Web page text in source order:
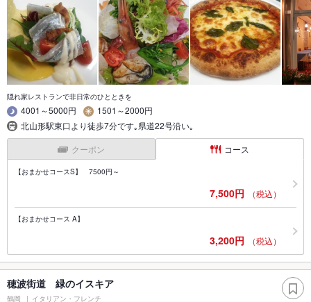
隠れ家レストランで非日常のひとときを
4001～5000円
1501～2000円
北山形駅東口より徒歩7分です｡県道22号沿い｡
クーポン コース
【おまかせコースS】 7500円～
7,500円 （税込）
【おまかせコース A】
3,200円 （税込）
穂波街道 緑のイスキア
鶴岡 イタリアン・フレンチ